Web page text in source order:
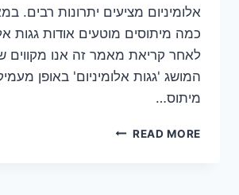
אלומיניום מציעים יתרונות רבים.
כמה מיתוסים מוטעים אודות גגות
לאחר קריאת מאמר זה אנו מקווים
המושג 'גגות אלומיניום' באופן
מיתוס…
READ MORE
5